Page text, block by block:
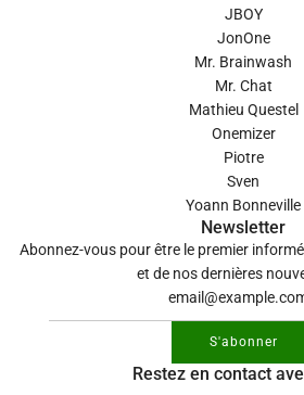
JBOY
JonOne
Mr. Brainwash
Mr. Chat
Mathieu Questel
Onemizer
Piotre
Sven
Yoann Bonneville
Newsletter
Abonnez-vous pour être le premier
et de nos dernières
S'abonner
Restez en contact